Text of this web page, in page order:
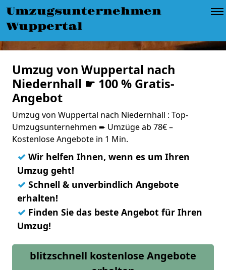
Umzugsunternehmen
Wuppertal
Umzug von Wuppertal nach
Niedernhall ☛ 100 % Gratis-
Angebot
Umzug von Wuppertal nach Niedernhall : Top-
Umzugsunternehmen ➨ Umzüge ab 78€ –
Kostenlose Angebote in 1 Min.
✓ Wir helfen Ihnen, wenn es um Ihren
Umzug geht!
✓ Schnell & unverbindlich Angebote
erhalten!
✓ Finden Sie das beste Angebot für Ihren
Umzug!
blitzschnell kostenlose Angebote